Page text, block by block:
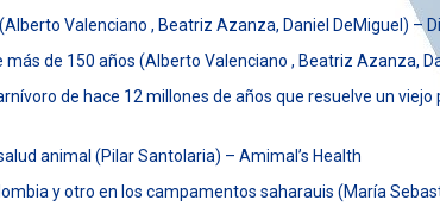
(Alberto Valenciano , Beatriz Azanza, Daniel DeMiguel) –
de 150 años (Alberto Valenciano , Beatriz Azanza,
de hace 12 millones de años que resuelve un
animal (Pilar Santolaria) – Amimal’s Health
y otro en los campamentos saharauis (María